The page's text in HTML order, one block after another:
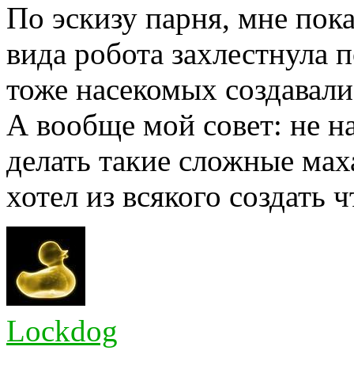
По эскизу парня, мне
вида робота захлестнула
тоже насекомых
А вообще мой совет: не
делать такие сложные
хотел из всякого создать
Lockdog